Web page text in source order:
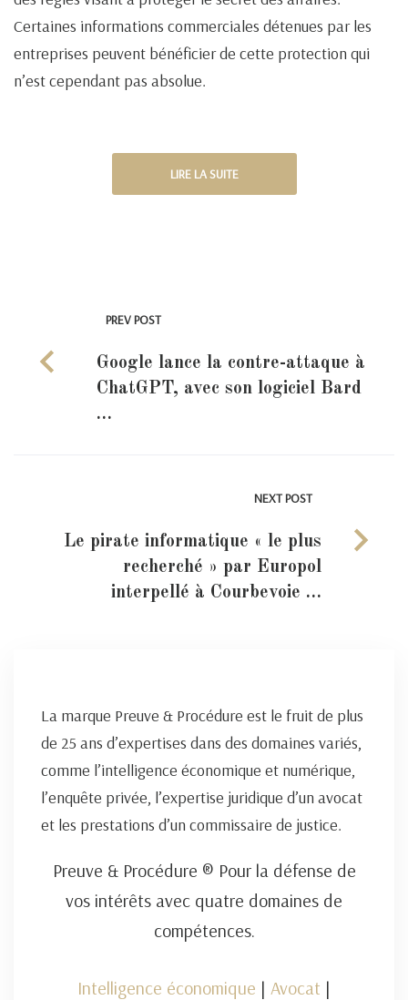
Certaines informations commerciales détenues par les
entreprises peuvent bénéficier de cette protection qui
n’est cependant pas absolue.
LIRE LA SUITE
PREV POST
Google lance la contre-attaque à
ChatGPT, avec son logiciel Bard
…
NEXT POST
Le pirate informatique « le plus
recherché » par Europol
interpellé à Courbevoie …
La marque Preuve & Procédure est le fruit de plus
de 25 ans d’expertises dans des domaines variés,
comme l’intelligence économique et numérique,
l’enquête privée, l’expertise juridique d’un avocat
et les prestations d’un commissaire de justice.
Preuve & Procédure ® Pour la défense de
vos intérêts avec quatre domaines de
compétences.
Intelligence économique | Avocat |